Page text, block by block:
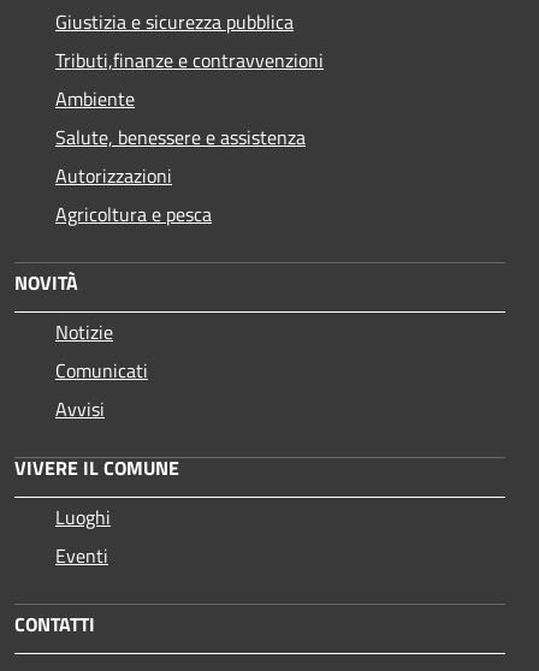
Giustizia e sicurezza pubblica
Tributi,finanze e contravvenzioni
Ambiente
Salute, benessere e assistenza
Autorizzazioni
Agricoltura e pesca
NOVITÀ
Notizie
Comunicati
Avvisi
VIVERE IL COMUNE
Luoghi
Eventi
CONTATTI